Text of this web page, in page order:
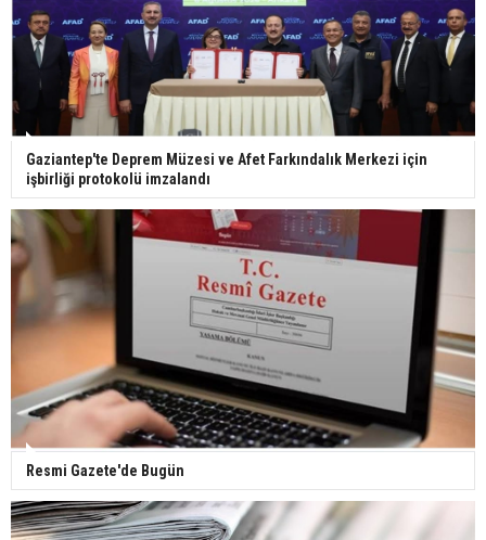
Bilim kurgu gerçekleşiyor... Dondurulmuş
insanları hayata döndürecek keşif
Ünlü türkücü Mahmut Tuncer estetik operasyon
geçirdi: Son hali gündem oldu
Yerli turist 229,7 milyar lira seyahat harcaması
yaptı
Gazze'deki Sağlık Bakanlığı duyurdu: Vahşetin
pençesinde 2 salgın vaka tespit edildi
Gaziantep'te Deprem Müzesi ve Afet Farkındalık Merkezi için
işbirliği protokolü imzalandı
Resmi Gazete'de Bugün